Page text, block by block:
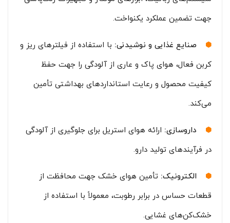
جهت تضمین عملکرد یکنواخت.
صنایع غذایی و نوشیدنی: با استفاده از فیلترهای ریز و
کربن فعال، هوای پاک و عاری از آلودگی را جهت حفظ
کیفیت محصول و رعایت استانداردهای بهداشتی تأمین
می‌کند.
داروسازی: ارائه هوای استریل برای جلوگیری از آلودگی
در فرآیندهای تولید دارو.
الکترونیک: تأمین هوای خشک جهت محافظت از
قطعات حساس در برابر رطوبت، معمولاً با استفاده از
خشک‌کن‌های غشایی.